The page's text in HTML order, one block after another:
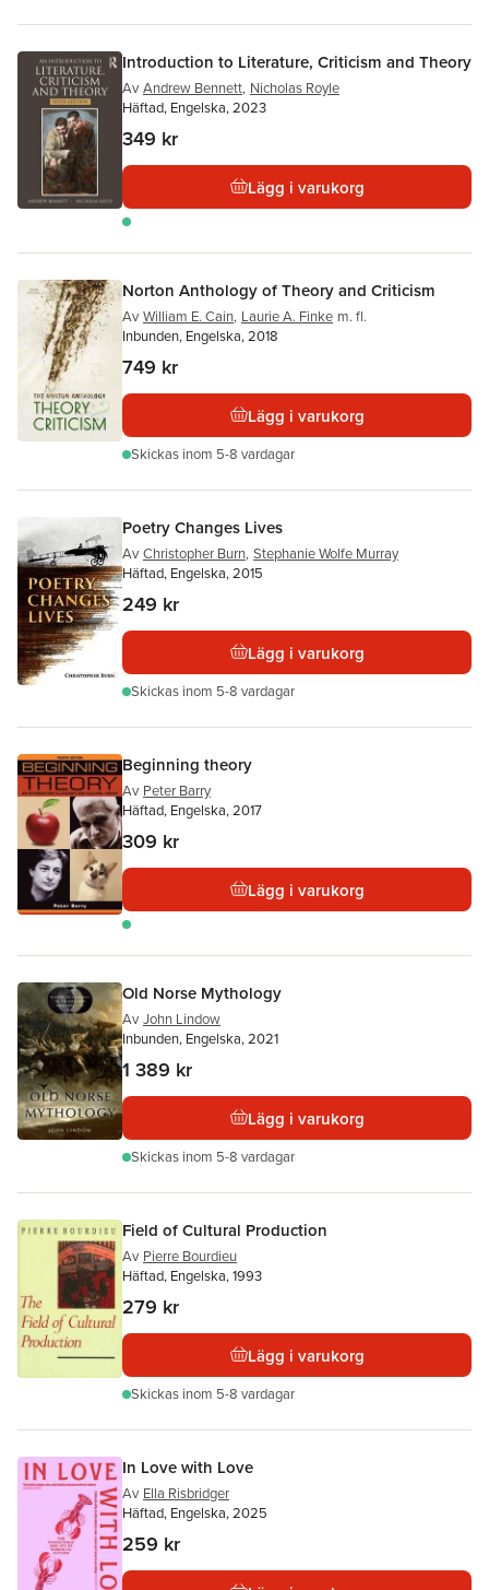
Introduction to Literature, Criticism and Theory
Av Andrew Bennett, Nicholas Royle
Häftad, Engelska, 2023
349 kr
Lägg i varukorg
Norton Anthology of Theory and Criticism
Av William E. Cain, Laurie A. Finke m. fl.
Inbunden, Engelska, 2018
749 kr
Lägg i varukorg
Skickas inom 5-8 vardagar
Poetry Changes Lives
Av Christopher Burn, Stephanie Wolfe Murray
Häftad, Engelska, 2015
249 kr
Lägg i varukorg
Skickas inom 5-8 vardagar
Beginning theory
Av Peter Barry
Häftad, Engelska, 2017
309 kr
Lägg i varukorg
Old Norse Mythology
Av John Lindow
Inbunden, Engelska, 2021
1 389 kr
Lägg i varukorg
Skickas inom 5-8 vardagar
Field of Cultural Production
Av Pierre Bourdieu
Häftad, Engelska, 1993
279 kr
Lägg i varukorg
Skickas inom 5-8 vardagar
In Love with Love
Av Ella Risbridger
Häftad, Engelska, 2025
259 kr